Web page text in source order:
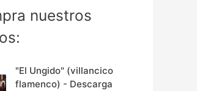
nuestros
"El Ungido" (villancico
flamenco) - Descarga